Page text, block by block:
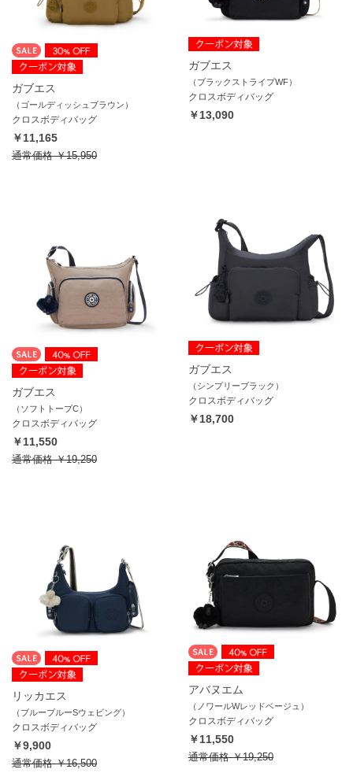
ガブエス
（ゴールディッシュブラウン）
クロスボディバッグ
￥11,165
通常価格￥15,950
ガブエス
（ブラックストライプWF）
クロスボディバッグ
￥13,090
ガブエス
（ソフトトープC）
クロスボディバッグ
￥11,550
通常価格￥19,250
ガブエス
（シンプリーブラック）
クロスボディバッグ
￥18,700
リッカエス
（ブルーブルーSウェビング）
クロスボディバッグ
￥9,900
通常価格￥16,500
アバヌエム
（ノワールWレッドベージュ）
クロスボディバッグ
￥11,550
通常価格￥19,250